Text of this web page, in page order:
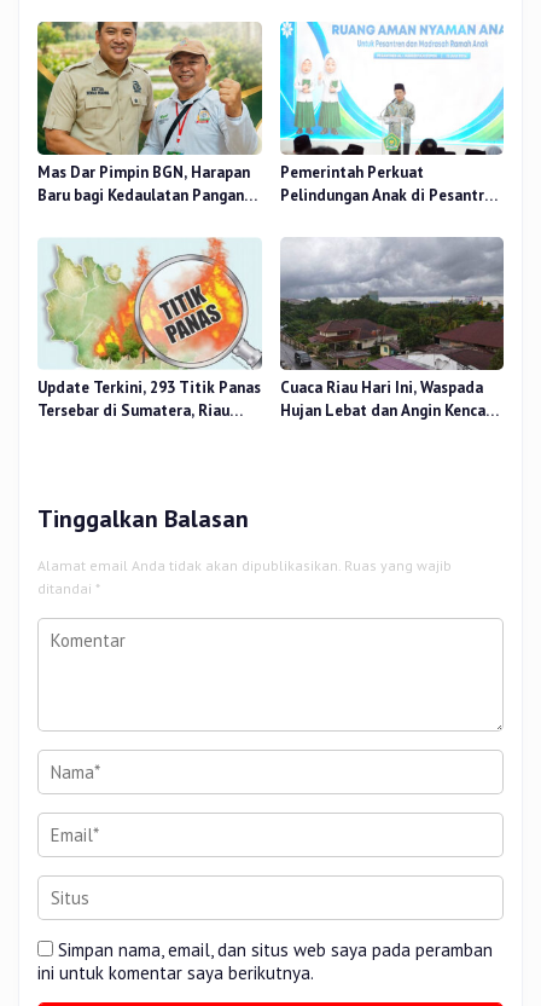
Nur, Besok
Pendidikan
Mas Dar Pimpin BGN, Harapan
Baru bagi Kedaulatan Pangan
Pemerintah Perkuat
Pelindungan Anak di Pesantren
RANA
Update Terkini, 293 Titik Panas
Tersebar di Sumatera, Riau
Cuaca Riau Hari Ini, Waspada
Hujan Lebat dan Angin Kencang
Tinggalkan Balasan
Alamat email Anda tidak akan dipublikasikan. Ruas yang wajib
ditandai *
Simpan nama, email, dan situs web saya pada peramban
ini untuk komentar saya berikutnya.